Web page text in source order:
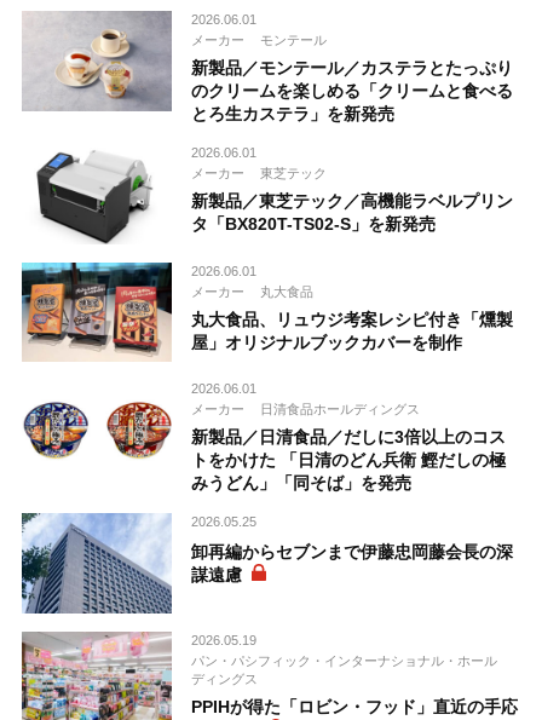
2026.06.01
メーカー
モンテール
新製品／モンテール／カステラとたっぷり
のクリームを楽しめる「クリームと食べる
とろ生カステラ」を新発売
2026.06.01
メーカー
東芝テック
新製品／東芝テック／高機能ラベルプリン
タ「BX820T-TS02-S」を新発売
2026.06.01
メーカー
丸大食品
丸大食品、リュウジ考案レシピ付き「燻製
屋」オリジナルブックカバーを制作
2026.06.01
メーカー
日清食品ホールディングス
新製品／日清食品／だしに3倍以上のコス
トをかけた 「日清のどん兵衛 鰹だしの極
みうどん」「同そば」を発売
2026.05.25
卸再編からセブンまで伊藤忠岡藤会長の深
謀遠慮
2026.05.19
パン・パシフィック・インターナショナル・ホール
ディングス
PPIHが得た「ロビン・フッド」直近の手応